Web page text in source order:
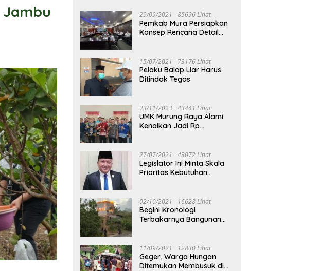
29/09/2021 85696 Lihat
Pemkab Mura Persiapkan
Konsep Rencana Detail
15/07/2021 73176 Lihat
Pelaku Balap Liar Harus
Ditindak Tegas
23/11/2023 43441 Lihat
UMK Murung Raya Alami
Kenaikan Jadi Rp
27/07/2021 43072 Lihat
Legislator Ini Minta Skala
Prioritas Kebutuhan
02/10/2021 16628 Lihat
Begini Kronologi
Terbakarnya Bangunan
11/09/2021 12830 Lihat
Geger, Warga Hungan
Ditemukan Membusuk di